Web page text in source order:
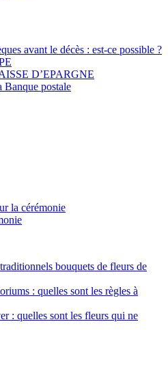
avant le décès : est-ce possible ?
D’EPARGNE
Banque postale
la cérémonie
bouquets de fleurs de
: quelles sont les règles à
: quelles sont les fleurs qui ne